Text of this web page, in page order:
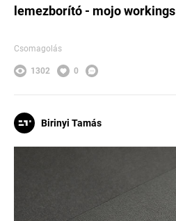
lemezborító - mojo workings
Csomagolás
1302 0
Birinyi Tamás